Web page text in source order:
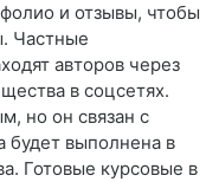
и отзывы, чтобы
Частные
авторов через
в соцсетях.
но он связан с
будет выполнена в
Готовые курсовые в